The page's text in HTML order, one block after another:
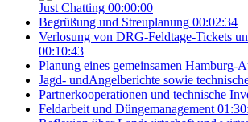
Just Chatting 00:00:00
Begrüßung und Streuplanung 00:02:34
Verlosung von DRG-Feldtage-Tickets
00:10:43
Planung eines gemeinsamen Hamburg-
Jagd- undAngelberichte sowie
Partnerkooperationen und technische
Feldarbeit und Düngemanagement